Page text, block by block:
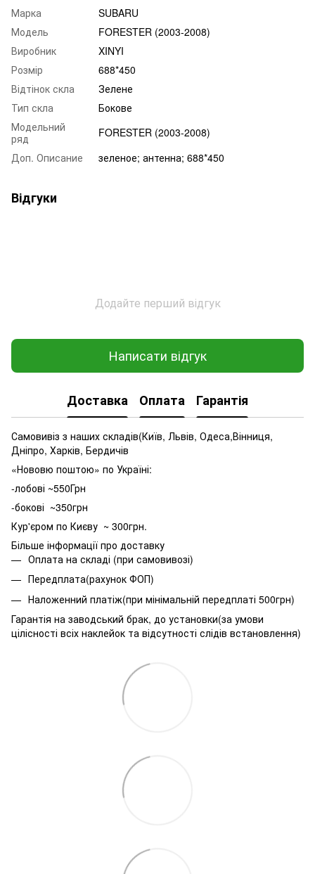
Марка
SUBARU
Модель
FORESTER (2003-2008)
Виробник
XINYI
Розмір
688*450
Відтінок скла
Зелене
Тип скла
Бокове
Модельний
ряд
FORESTER (2003-2008)
Доп. Описание
зеленое; антенна; 688*450
Відгуки
Додайте перший відгук
Написати відгук
Доставка Оплата Гарантія
Самовивіз з наших складів(Київ, Львів, Одеса,Вінниця,
Дніпро, Харків, Бердичів
«Нововю поштою» по Україні:
-лобові ~550Грн
-бокові ~350грн
Кур'єром по Києву ~ 300грн.
Більше інформації про доставку
Оплата на складі (при самовивозі)
Передплата(рахунок ФОП)
Наложенний платіж(при мінімальній передплаті 500грн)
Гарантія на заводський брак, до установки(за умови
цілісності всіх наклейок та відсутності слідів встановлення)